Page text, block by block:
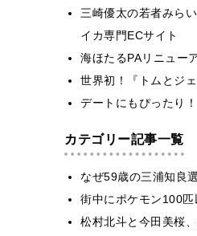
三崎優太の若者みら
イカ専門ECサイト
海ほたるPAリニュー
世界初！『トムとジ
デートにもぴったり
カテゴリー記事一覧
なぜ59歳の三浦知良
街中にポケモン100
松村北斗と今田美桜